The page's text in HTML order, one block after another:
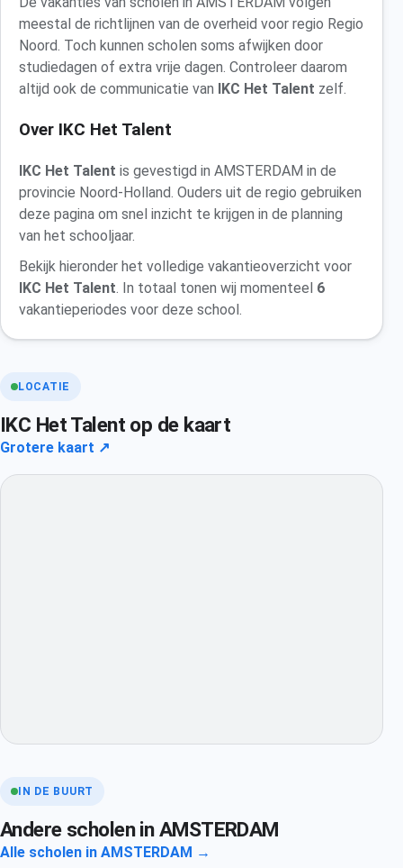
meestal de richtlijnen van de overheid voor regio Regio
Noord. Toch kunnen scholen soms afwijken door
studiedagen of extra vrije dagen. Controleer daarom
altijd ook de communicatie van
IKC Het Talent zelf.
Over IKC Het Talent
IKC Het Talent is gevestigd in AMSTERDAM in de
provincie Noord-Holland. Ouders uit de regio gebruiken
deze pagina om snel inzicht te krijgen in de planning
van het schooljaar.
Bekijk hieronder het volledige vakantieoverzicht voor
IKC Het Talent. In totaal tonen wij momenteel 6
vakantieperiodes voor deze school.
LOCATIE
IKC Het Talent op de kaart
Grotere kaart ↗
IN DE BUURT
Andere scholen in AMSTERDAM
Alle scholen in AMSTERDAM →